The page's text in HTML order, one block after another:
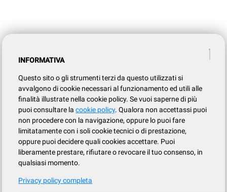
INFORMATIVA
Questo sito o gli strumenti terzi da questo utilizzati si
avvalgono di cookie necessari al funzionamento ed utili alle
finalità illustrate nella cookie policy. Se vuoi saperne di più
puoi consultare lacookie policy. Qualora non accettassi puoi
non procedere con la navigazione, oppure lo puoi fare
limitatamente con i soli cookie tecnici o di prestazione,
oppure puoi decidere quali cookies accettare. Puoi
liberamente prestare, rifiutare o revocare il tuo consenso, in
qualsiasi momento.
Privacy policy completa